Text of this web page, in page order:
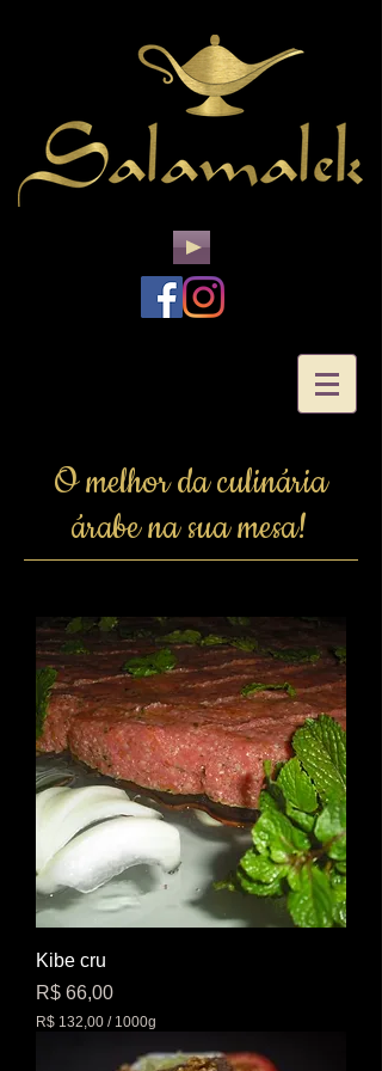
O melhor da culinária
árabe na sua mesa!
Kibe cru
Preço
R$ 66,00
R$ 132,00 / 1000g